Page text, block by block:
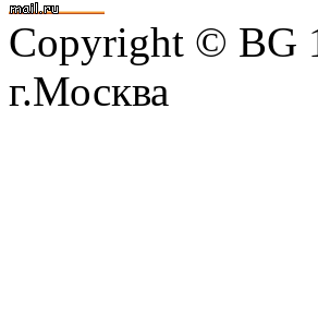
Copyright © BG
г.Москва